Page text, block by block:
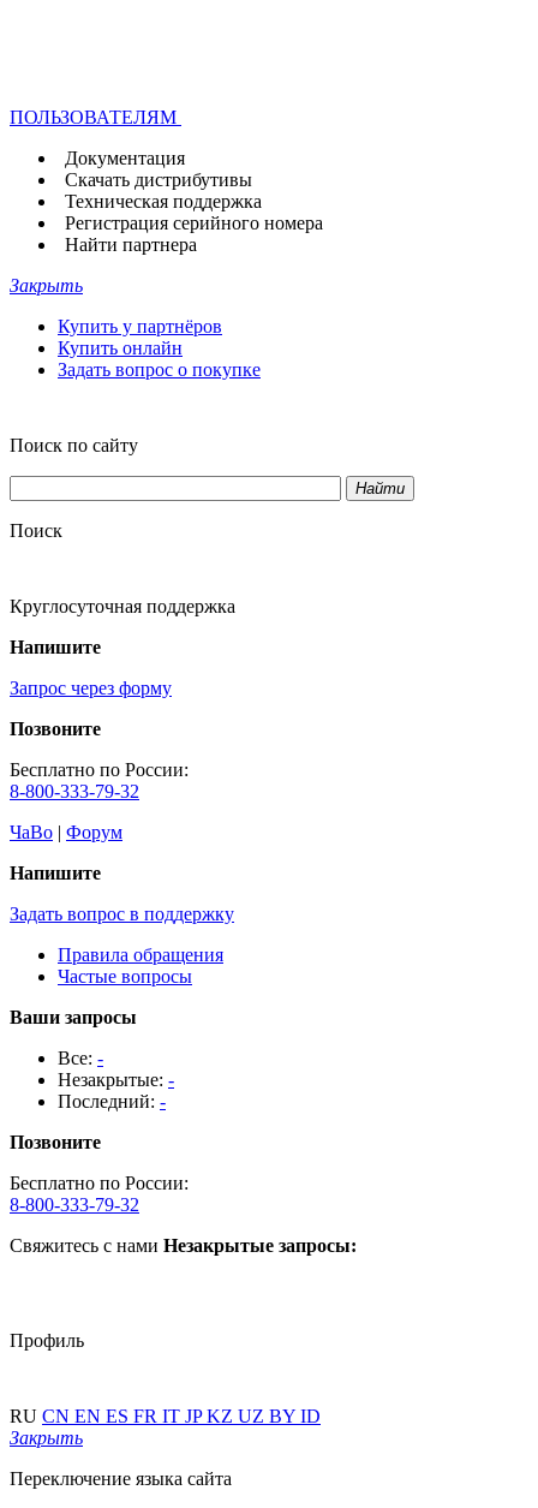
ПОЛЬЗОВАТЕЛЯМ
Документация
Скачать дистрибутивы
Техническая поддержка
Регистрация серийного номера
Найти партнера
Закрыть
Купить у партнёров
Купить онлайн
Задать вопрос о покупке
Поиск по сайту
Найти
Поиск
Круглосуточная поддержка
Напишите
Запрос через форму
Позвоните
Бесплатно по России:
8-800-333-79-32
ЧаВо | Форум
Напишите
Задать вопрос в поддержку
Правила обращения
Частые вопросы
Ваши запросы
Все: -
Незакрытые: -
Последний: -
Позвоните
Бесплатно по России:
8-800-333-79-32
Свяжитесь с нами Незакрытые запросы:
Профиль
RU CN EN ES FR IT JPKZ UZ BY ID
Закрыть
Переключение языка сайта